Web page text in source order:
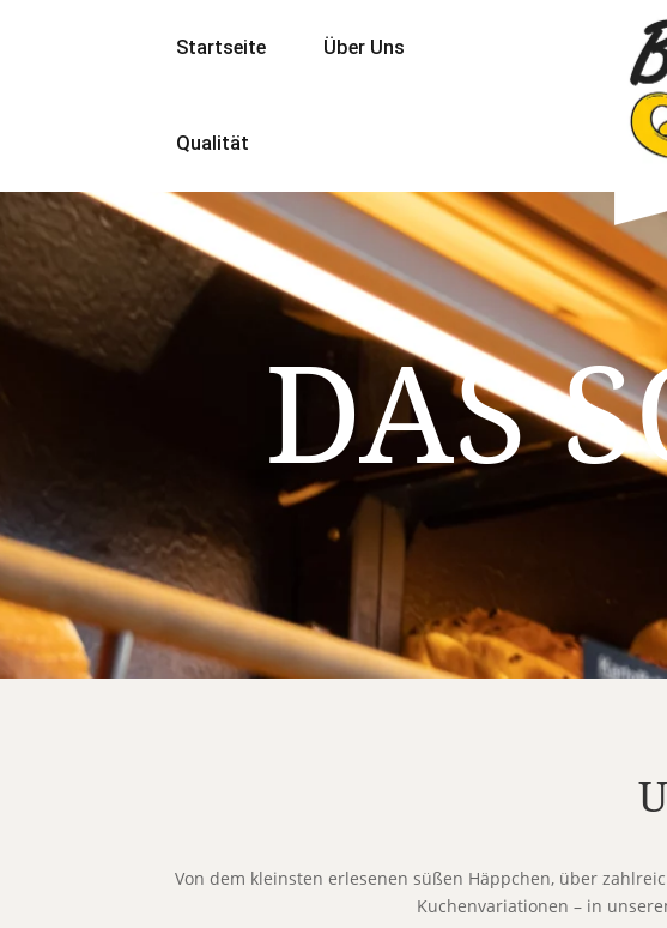
Startseite Über Uns
Qualität
DAS
Von dem kleinsten erlesenen süßen Häppchen, über
Kuchenvariationen – in